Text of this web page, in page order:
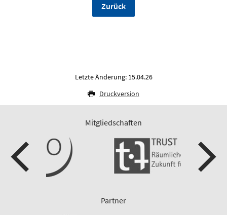
Zurück
Letzte Änderung: 15.04.26
Druckversion
Mitgliedschaften
Partner